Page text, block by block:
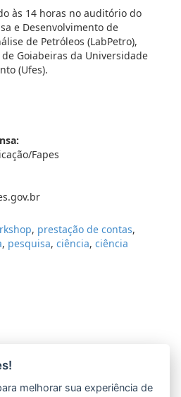
às 14 horas no auditório do
e Desenvolvimento de
de Petróleos (LabPetro),
Goiabeiras da Universidade
(Ufes).
Fapes
, prestação de contas,
, pesquisa, ciência, ciência
melhorar sua experiência de